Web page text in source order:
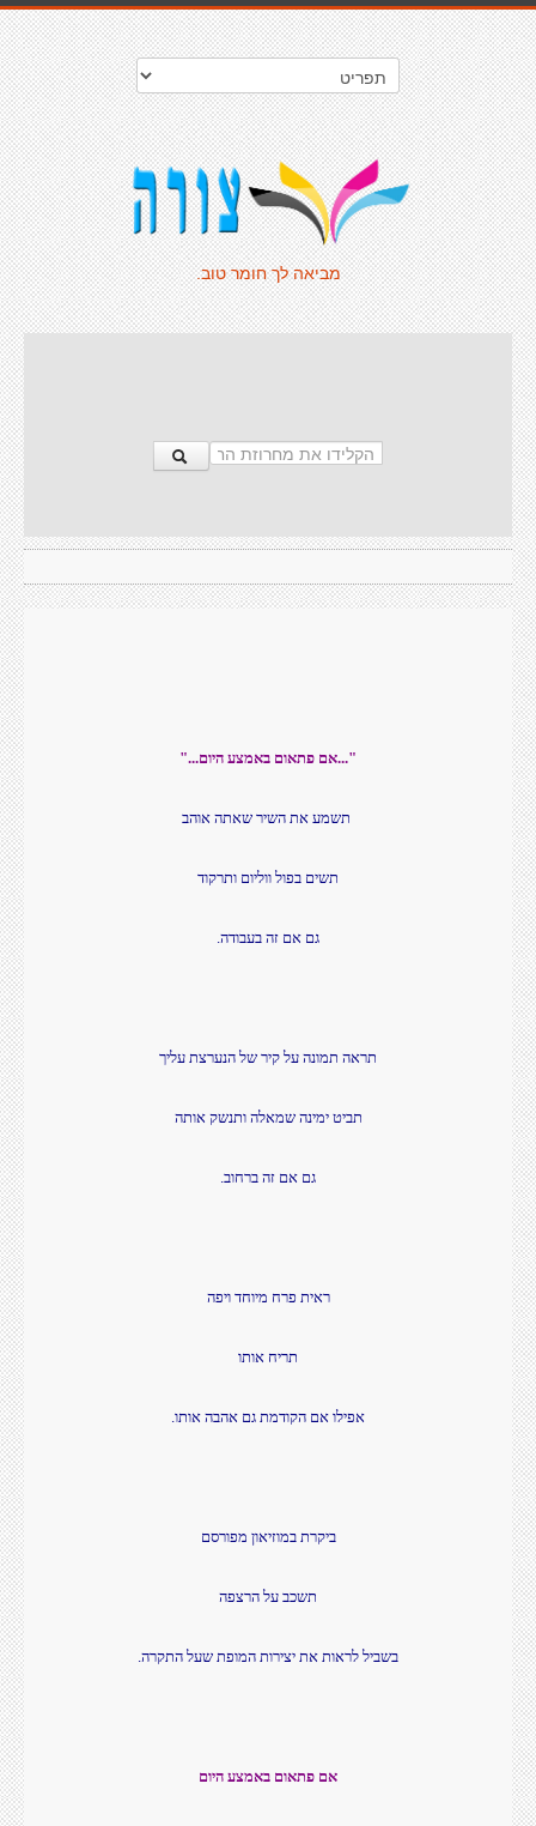
מביאה לך חומר טוב.
"...אם פתאום באמצע היום..."
תשמע את השיר שאתה אוהב
תשים בפול ווליום ותרקוד
גם אם זה בעבודה.
תראה תמונה על קיר של הנערצת עליך
תביט ימינה שמאלה ותנשק אותה
גם אם זה ברחוב.
ראית פרח מיוחד ויפה
תריח אותו
אפילו אם הקודמת גם אהבה אותו.
ביקרת במוזיאון מפורסם
תשכב על הרצפה
בשביל לראות את יצירות המופת שעל התקרה.
אם פתאום באמצע היום